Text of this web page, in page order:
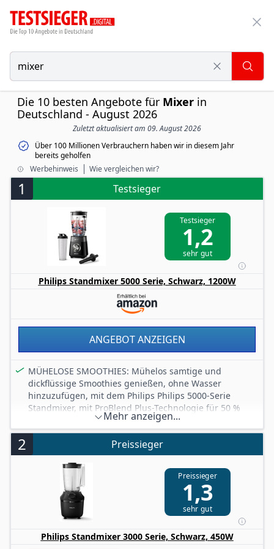
Die 10 besten Angebote für Mixer in
Deutschland - August 2026
Zuletzt aktualisiert am 09. August 2026
Über 100 Millionen Verbrauchern haben wir in diesem Jahr
bereits geholfen
Werbehinweis
Wie vergleichen wir?
1 Testsieger
Testsieger
1,2
sehr gut
Philips Standmixer 5000 Serie, Schwarz, 1200W
ANGEBOT ANZEIGEN
MÜHELOSE SMOOTHIES: Mühelos samtige und
dickflüssige Smoothies genießen, ohne Wasser
hinzuzufügen, mit dem Philips Philips 5000-Serie
Standmixer, mit ProBlend Plus-Technologie für 50 %
mehr Leistung (1)
PROBLEND PLUS-TECHNOLOGIE: Der 1200 W ProBlend
Plus-Motor verwandelt mühelos zähe Zutaten in seidig-
zarte Texturen, mit ProBlend Plus-Klingen und
geripptem Behälter für optimale Zirkulation
GROSSES FASSUNGSVERMÖGEN FÜR FAMILIEN: Mit 2L
Fassungsvermögen und 1,5L Arbeitsvolumen ist dieser
Mixer perfekt geeignet, um gesunde und köstliche
Smoothies für die ganze Familie zuzubereiten
BLEND-AND-GO-BECHER: Mixen Sie direkt im Becher
Mehr anzeigen...
2 Preissieger
Preissieger
1,3
sehr gut
Philips Standmixer 3000 Serie, Schwarz, 450W